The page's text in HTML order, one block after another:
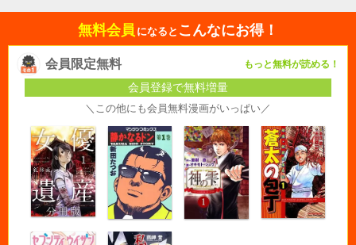
無料会員 になると こんなにお得！
会員限定無料 もっと無料が読める！
会員登録で無料増量
＼この他にも会員無料漫画がいっぱい／